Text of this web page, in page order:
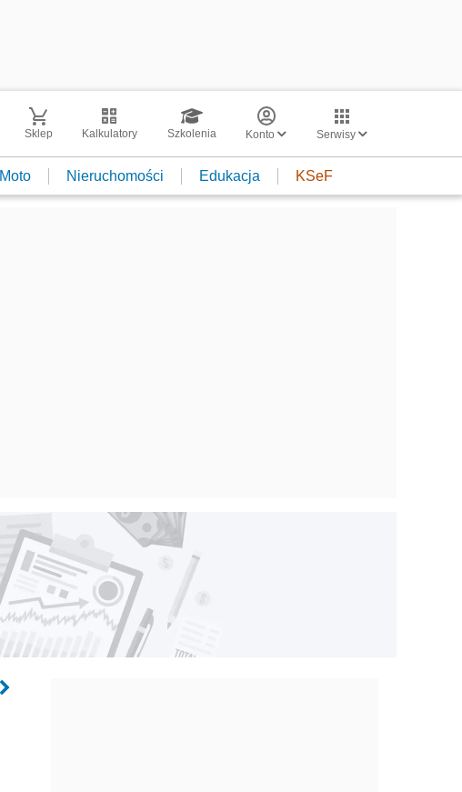
Sklep Kalkulatory Szkolenia Konto Serwisy
Moto Nieruchomości Edukacja KSeF